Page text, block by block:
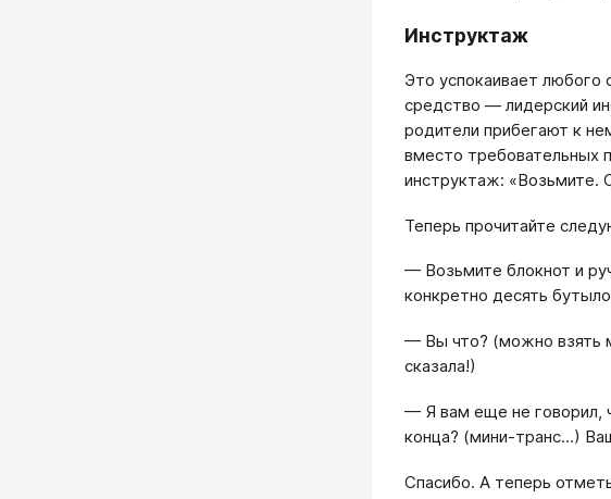
Инструктаж
Это успокаивает
средство — лидерский
родители прибегают к
вместо требовательных
инструктаж: «Возьмите.
Теперь прочитайте
— Возьмите блокнот и
конкретно десять
— Вы что? (можно взять
сказала!)
— Я вам еще не говорил,
конца? (мини-транс…)
Спасибо. А теперь